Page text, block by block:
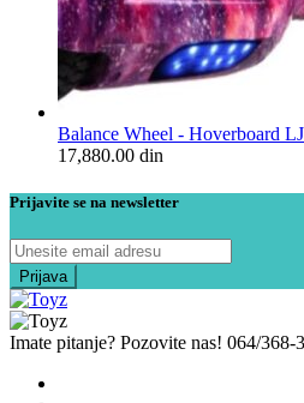
Balance Wheel - Hoverboard
17,880.00 din
Prijavite se na newsletter
Imate pitanje? Pozovite nas! 064/368-